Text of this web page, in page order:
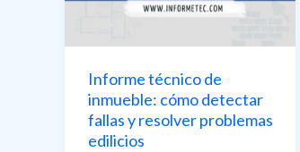
Informe técnico de
inmueble: cómo detectar
fallas y resolver problemas
edilicios